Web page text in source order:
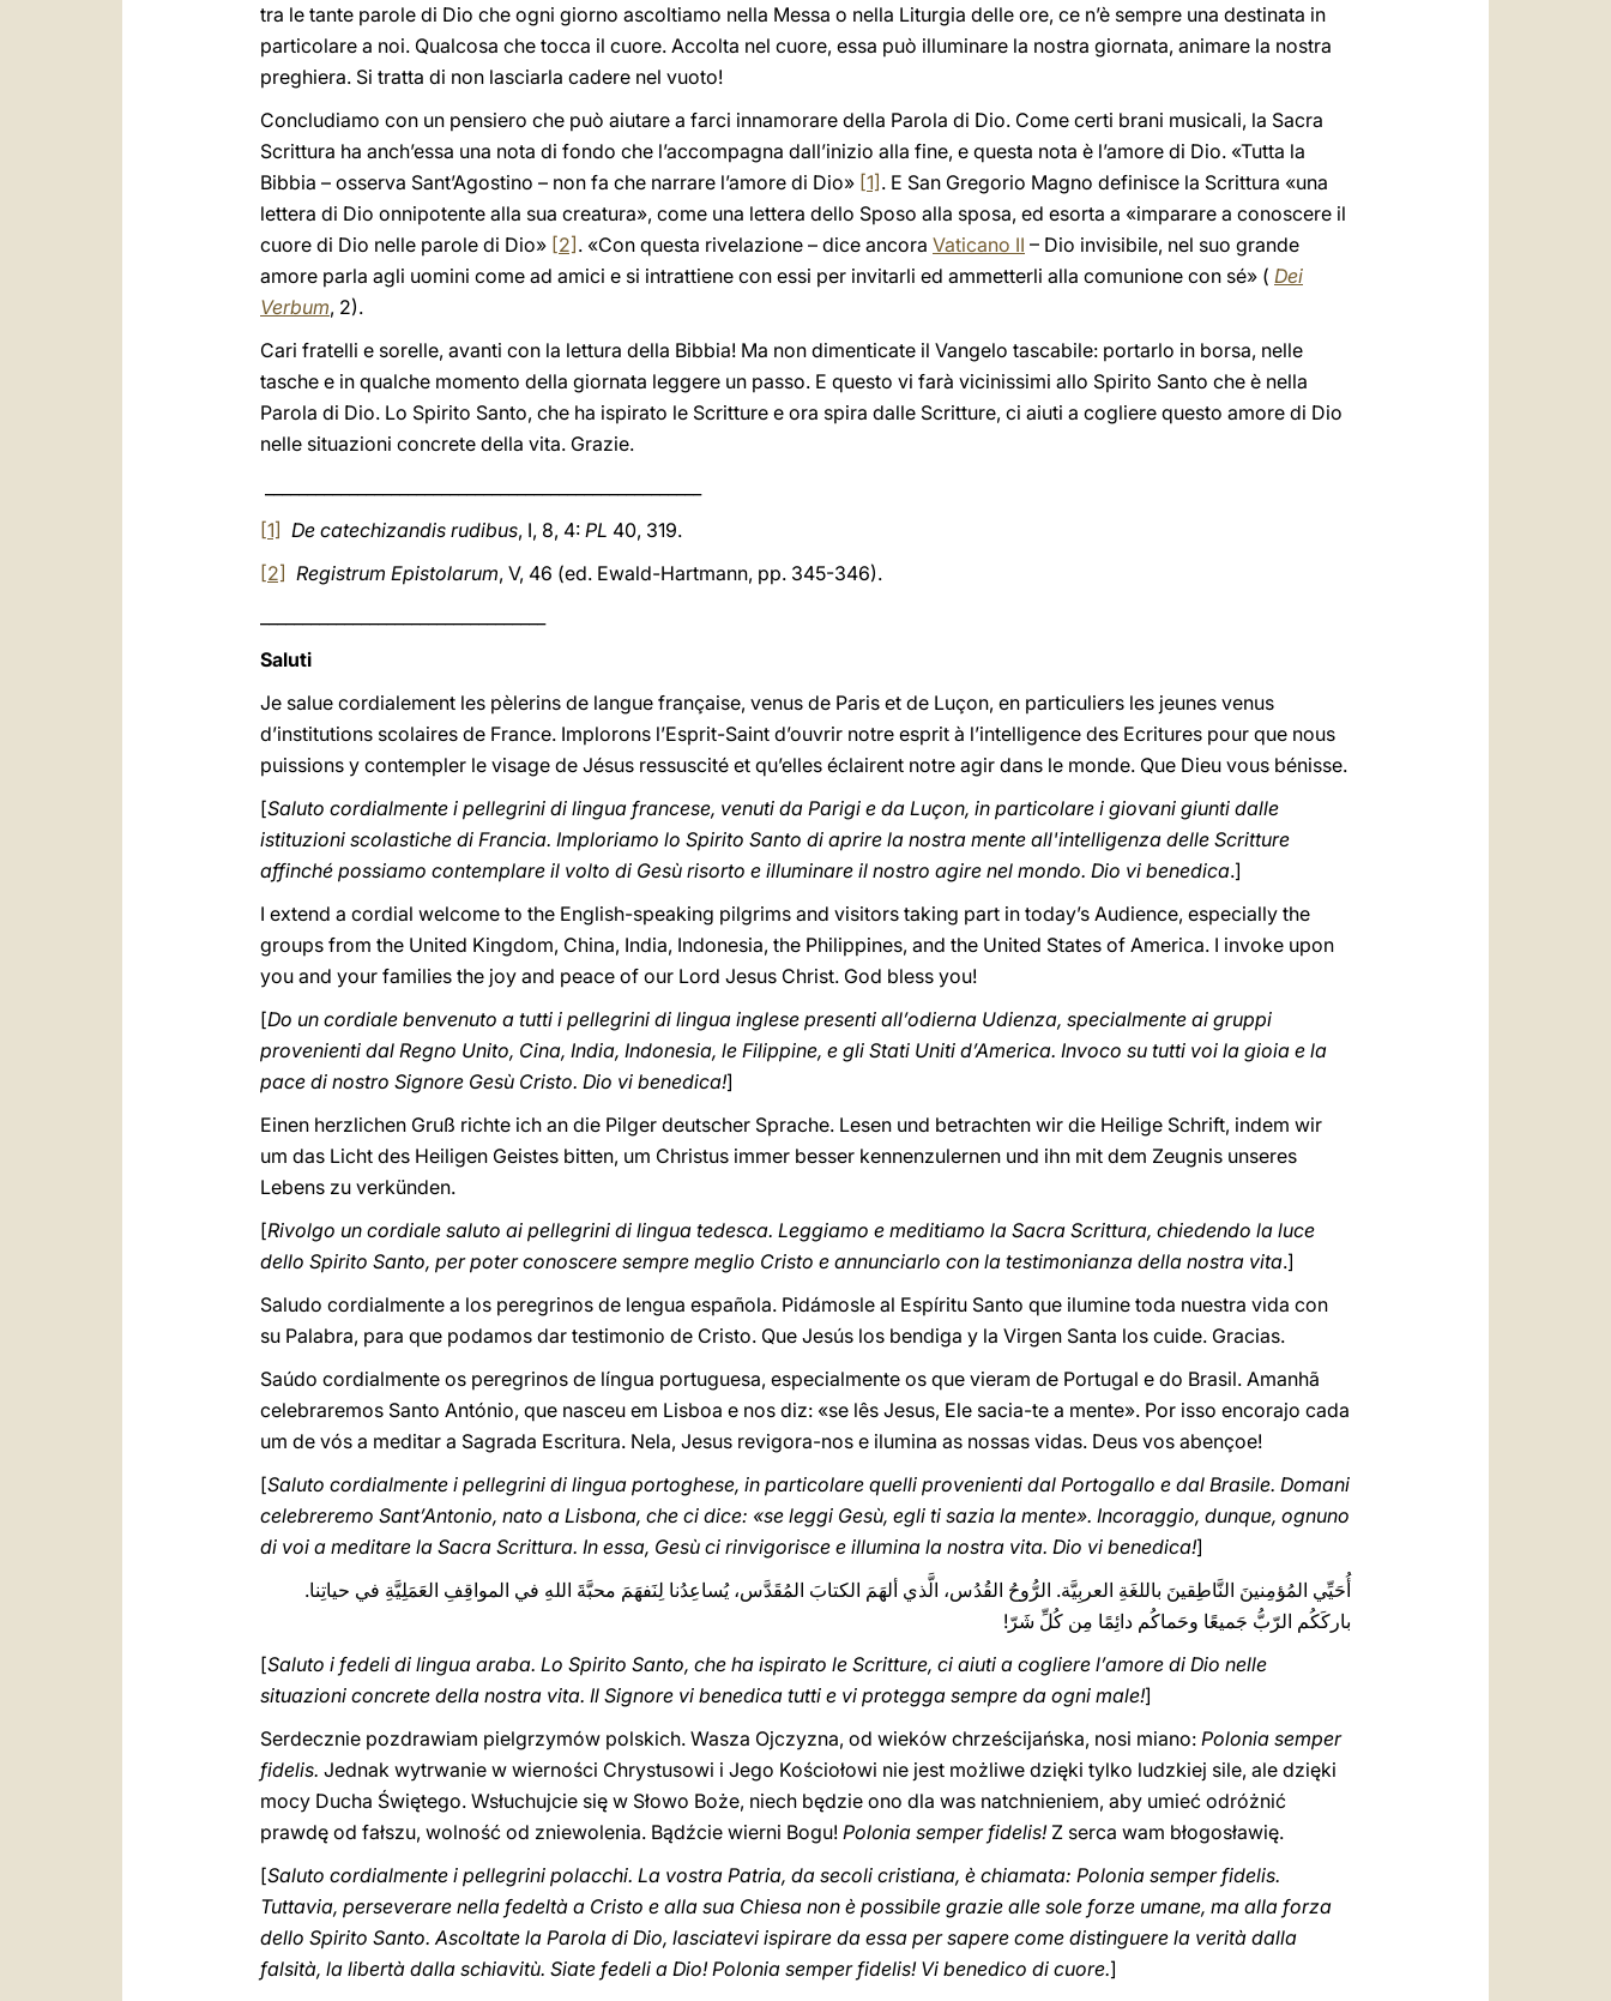
tra le tante parole di Dio che ogni giorno ascoltiamo nella Messa o nella Liturgia delle ore, ce n’è sempre una destinata in
particolare a noi. Qualcosa che tocca il cuore. Accolta nel cuore, essa può illuminare la nostra giornata, animare la nostra
preghiera. Si tratta di non lasciarla cadere nel vuoto!
Concludiamo con un pensiero che può aiutare a farci innamorare della Parola di Dio. Come certi brani musicali, la Sacra
Scrittura ha anch’essa una nota di fondo che l’accompagna dall’inizio alla fine, e questa nota è l’amore di Dio. «Tutta la
Bibbia – osserva Sant’Agostino – non fa che narrare l’amore di Dio» [1] . E San Gregorio Magno definisce la Scrittura «una
lettera di Dio onnipotente alla sua creatura», come una lettera dello Sposo alla sposa, ed esorta a «imparare a conoscere il
cuore di Dio nelle parole di Dio» [2] . «Con questa rivelazione – dice ancora Vaticano II – Dio invisibile, nel suo grande
amore parla agli uomini come ad amici e si intrattiene con essi per invitarli ed ammetterli alla comunione con sé» ( Dei
Verbum, 2).
Cari fratelli e sorelle, avanti con la lettura della Bibbia! Ma non dimenticate il Vangelo tascabile: portarlo in borsa, nelle
tasche e in qualche momento della giornata leggere un passo. E questo vi farà vicinissimi allo Spirito Santo che è nella
Parola di Dio. Lo Spirito Santo, che ha ispirato le Scritture e ora spira dalle Scritture, ci aiuti a cogliere questo amore di Dio
nelle situazioni concrete della vita. Grazie.
[1] De catechizandis rudibus, I, 8, 4: PL 40, 319.
[2] Registrum Epistolarum, V, 46 (ed. Ewald-Hartmann, pp. 345-346).
Saluti
Je salue cordialement les pèlerins de langue française, venus de Paris et de Luçon, en particuliers les jeunes venus
d’institutions scolaires de France. Implorons l’Esprit-Saint d’ouvrir notre esprit à l’intelligence des Ecritures pour que nous
puissions y contempler le visage de Jésus ressuscité et qu’elles éclairent notre agir dans le monde. Que Dieu vous bénisse.
[Saluto cordialmente i pellegrini di lingua francese, venuti da Parigi e da Luçon, in particolare i giovani giunti dalle
istituzioni scolastiche di Francia. Imploriamo lo Spirito Santo di aprire la nostra mente all'intelligenza delle Scritture
affinché possiamo contemplare il volto di Gesù risorto e illuminare il nostro agire nel mondo. Dio vi benedica.]
I extend a cordial welcome to the English-speaking pilgrims and visitors taking part in today’s Audience, especially the
groups from the United Kingdom, China, India, Indonesia, the Philippines, and the United States of America. I invoke upon
you and your families the joy and peace of our Lord Jesus Christ. God bless you!
[Do un cordiale benvenuto a tutti i pellegrini di lingua inglese presenti all’odierna Udienza, specialmente ai gruppi
provenienti dal Regno Unito, Cina, India, Indonesia, le Filippine, e gli Stati Uniti d’America. Invoco su tutti voi la gioia e la
pace di nostro Signore Gesù Cristo. Dio vi benedica!]
Einen herzlichen Gruß richte ich an die Pilger deutscher Sprache. Lesen und betrachten wir die Heilige Schrift, indem wir
um das Licht des Heiligen Geistes bitten, um Christus immer besser kennenzulernen und ihn mit dem Zeugnis unseres
Lebens zu verkünden.
[Rivolgo un cordiale saluto ai pellegrini di lingua tedesca. Leggiamo e meditiamo la Sacra Scrittura, chiedendo la luce
dello Spirito Santo, per poter conoscere sempre meglio Cristo e annunciarlo con la testimonianza della nostra vita.]
Saludo cordialmente a los peregrinos de lengua española. Pidámosle al Espíritu Santo que ilumine toda nuestra vida con
su Palabra, para que podamos dar testimonio de Cristo. Que Jesús los bendiga y la Virgen Santa los cuide. Gracias.
Saúdo cordialmente os peregrinos de língua portuguesa, especialmente os que vieram de Portugal e do Brasil. Amanhã
celebraremos Santo António, que nasceu em Lisboa e nos diz: «se lês Jesus, Ele sacia-te a mente». Por isso encorajo cada
um de vós a meditar a Sagrada Escritura. Nela, Jesus revigora-nos e ilumina as nossas vidas. Deus vos abençoe!
[Saluto cordialmente i pellegrini di lingua portoghese, in particolare quelli provenienti dal Portogallo e dal Brasile. Domani
celebreremo Sant’Antonio, nato a Lisbona, che ci dice: «se leggi Gesù, egli ti sazia la mente». Incoraggio, dunque, ognuno
di voi a meditare la Sacra Scrittura. In essa, Gesù ci rinvigorisce e illumina la nostra vita. Dio vi benedica!]
أُحَيِّي المُؤمِنينَ النَّاطِقينَ باللغَةِ العربِيَّة. الرُّوحُ القُدُس، الَّذي ألهَمَ الكتابَ المُقَدَّس، يُساعِدُنا لِنَفهَمَ محبَّةَ اللهِ في المواقِفِ العَمَلِيَّةِ في حياتِنا.
باركَكُم الرّبُّ جَميعًا وحَماكُم دائِمًا مِن كُلِّ شَرّ!
[Saluto i fedeli di lingua araba. Lo Spirito Santo, che ha ispirato le Scritture, ci aiuti a cogliere l’amore di Dio nelle
situazioni concrete della nostra vita. Il Signore vi benedica tutti e vi protegga ‎sempre da ogni male‎‎‎‏!]
Serdecznie pozdrawiam pielgrzymów polskich. Wasza Ojczyzna, od wieków chrześcijańska, nosi miano: Polonia semper
fidelis. Jednak wytrwanie w wierności Chrystusowi i Jego Kościołowi nie jest możliwe dzięki tylko ludzkiej sile, ale dzięki
mocy Ducha Świętego. Wsłuchujcie się w Słowo Boże, niech będzie ono dla was natchnieniem, aby umieć odróżnić
prawdę od fałszu, wolność od zniewolenia. Bądźcie wierni Bogu! Polonia semper fidelis! Z serca wam błogosławię.
[Saluto cordialmente i pellegrini polacchi. La vostra Patria, da secoli cristiana, è chiamata: Polonia semper fidelis.
Tuttavia, perseverare nella fedeltà a Cristo e alla sua Chiesa non è possibile grazie alle sole forze umane, ma alla forza
dello Spirito Santo. Ascoltate la Parola di Dio, lasciatevi ispirare da essa per sapere come distinguere la verità dalla
falsità, la libertà dalla schiavitù. Siate fedeli a Dio! Polonia semper fidelis! Vi benedico di cuore.]